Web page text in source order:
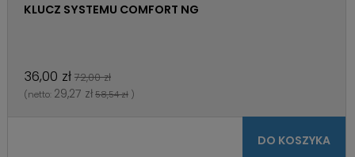
KLUCZ SYSTEMU COMFORT NG
36,00 zł 72,00 zł
(netto: 29,27 zł58,54 zł )
DO KOSZYKA